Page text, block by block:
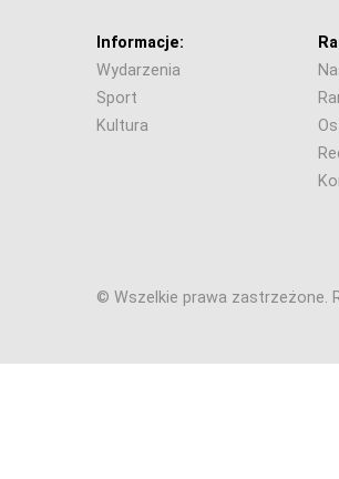
Informacje:
Wydarzenia
Sport
Kultura
© Wszelkie prawa zastrzeżone.